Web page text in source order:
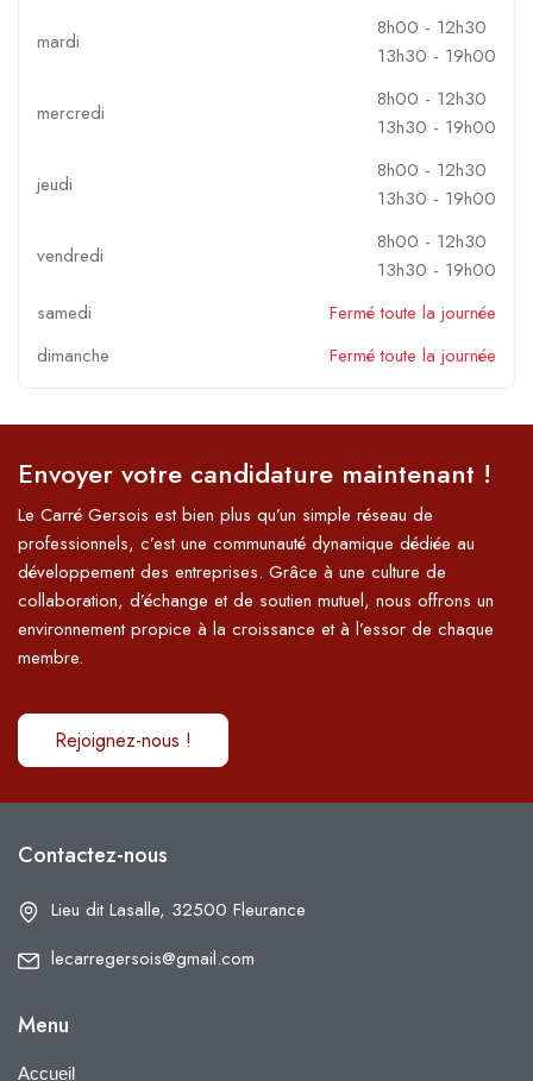
mardi
8h00 - 12h30
13h30 - 19h00
mercredi
8h00 - 12h30
13h30 - 19h00
jeudi
8h00 - 12h30
13h30 - 19h00
vendredi
8h00 - 12h30
13h30 - 19h00
samedi
Fermé toute la journée
dimanche
Fermé toute la journée
Envoyer votre candidature maintenant !
Le Carré Gersois est bien plus qu’un simple réseau de
professionnels, c’est une communauté dynamique dédiée au
développement des entreprises. Grâce à une culture de
collaboration, d’échange et de soutien mutuel, nous offrons un
environnement propice à la croissance et à l’essor de chaque
membre.
Rejoignez-nous !
Contactez-nous
Lieu dit Lasalle, 32500 Fleurance
lecarregersois@gmail.com
Menu
Accueil